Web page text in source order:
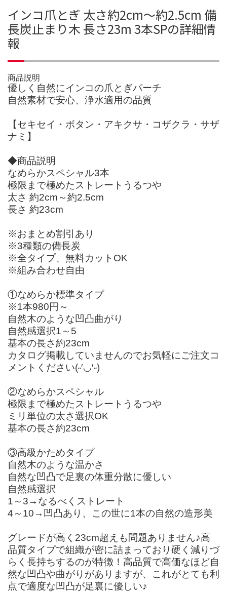
インコ爪とぎ 太さ約2cm～約2.5cm 備
長炭止まり木 長さ23m 3本SPの詳細情
報
商品説明
優しく自然にインコの爪とぎパーチ
自然素材で安心、浄水適用の品質
【セキセイ・ボタン・アキクサ・コザクラ・サザ
ナミ】
◆商品説明
なめらかスペシャル3本
極限まで極めたストレートうるつや
太さ 約2cm～約2.5cm
長さ 約23cm
※おまとめ割引あり
※3種類の備長炭
※全タイプ、無料カットOK
※組み合わせ自由
①なめらか標準タイプ
※1本980円～
自然木のような凹凸曲がり
自然感選択1～5
基本の長さ約23cm
カタログ掲載していませんのでお気軽にご注文コ
メントください(˶′◡′˶)
②なめらかスペシャル
極限まで極めたストレートうるつや
ミリ単位の太さ選択OK
基本の長さ約23cm
③高級かためタイプ
自然木のような温かさ
自然な凹凸で足裏の体重分散に優しい
自然感選択
1～3→なるべくストレート
4～10→凹凸あり、この世に1本の自然の造形美
グレードが高く23cm超えも問題ありません♪高
品質タイプで組織が密に詰まっており硬く減りづ
らく長持ちするのが特徴！高品質で高価なほど自
然な凹凸や曲がりがありますが、これがとても利
点で適度な凹凸が足裏に優しい♪